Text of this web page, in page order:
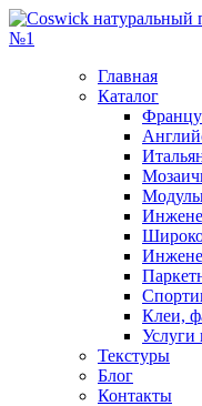
Главная
Каталог
Клеи,
Услуги
Текстуры
Блог
Контакты